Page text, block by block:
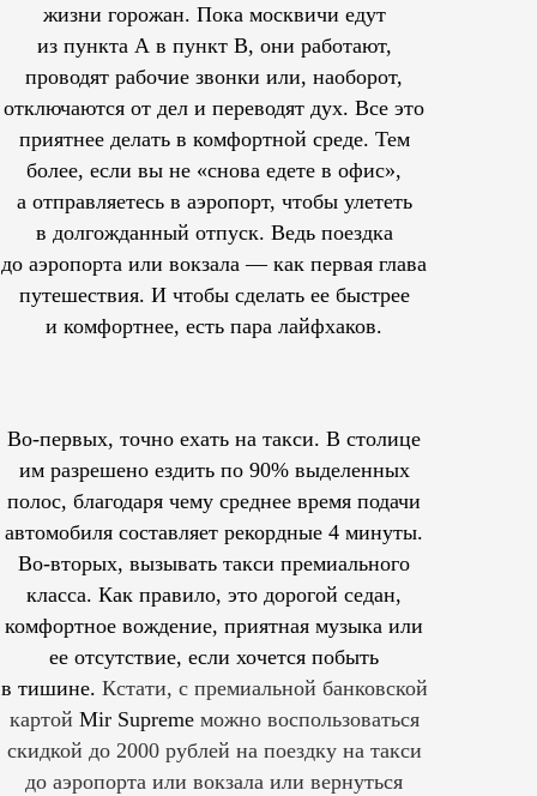
жизни горожан. Пока москвичи едут
из пункта А в пункт В, они работают,
проводят рабочие звонки или, наоборот,
отключаются от дел и переводят дух. Все это
приятнее делать в комфортной среде. Тем
более, если вы не «снова едете в офис»,
а отправляетесь в аэропорт, чтобы улететь
в долгожданный отпуск. Ведь поездка
до аэропорта или вокзала — как первая глава
путешествия. И чтобы сделать ее быстрее
и комфортнее, есть пара лайфхаков.
Во-первых, точно ехать на такси. В столице
им разрешеноездить по 90% выделенных
полос, благодаря чему среднее время подачи
автомобиля составляет рекордные 4 минуты.
Во-вторых, вызывать такси премиального
класса. Как правило, это дорогой седан,
комфортное вождение, приятная музыка или
ее отсутствие, если хочется побыть
в тишине. Кстати, с премиальной банковской
картой Mir Supreme можно воспользоваться
скидкой до 2000 рублей на поездку на такси
до аэропорта или вокзала или вернуться